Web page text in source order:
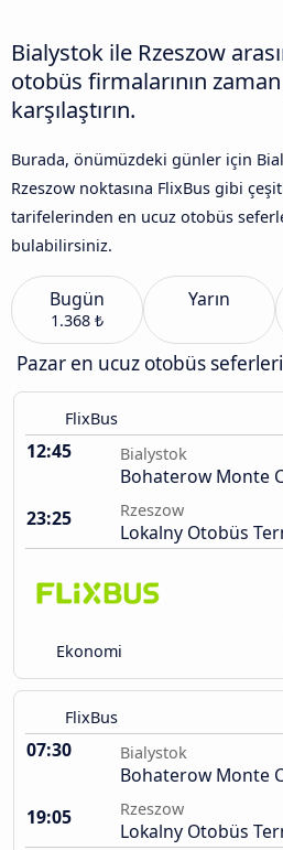
Bialystok ile Rzeszow
otobüs firmalarının
karşılaştırın.
Burada, önümüzdeki günler için
Rzeszow noktasına FlixBus gibi
tarifelerinden en ucuz otobüs
bulabilirsiniz.
Bugün
1.368 ₺
Yarın
Pazar en ucuz otobüs seferleri
FlixBus
12:45 Bialystok
Bohaterow Monte
23:25
Rzeszow
Lokalny Otobüs
Ekonomi
FlixBus
07:30 Bialystok
Bohaterow Monte
19:05
Rzeszow
Lokalny Otobüs